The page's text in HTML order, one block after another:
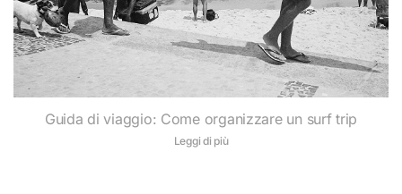
Guida di viaggio: Come organizzare un surf trip
Leggi di più